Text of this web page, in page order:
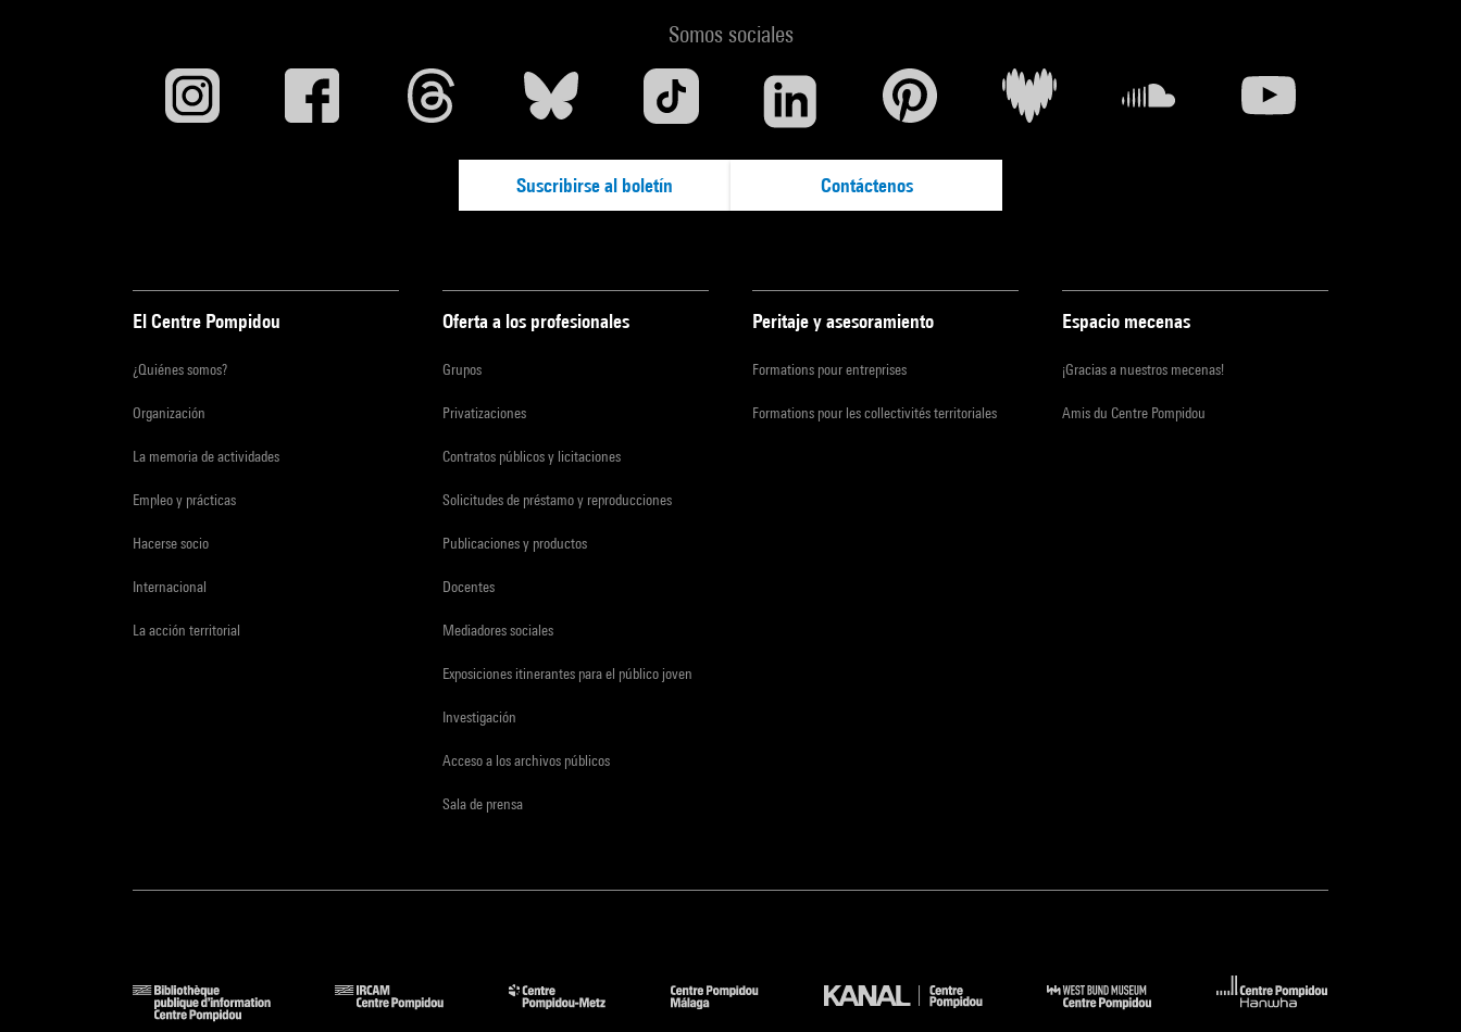
Somos sociales
Suscribirse al boletín Contáctenos
El Centre Pompidou
¿Quiénes somos?
Organización
La memoria de actividades
Empleo y prácticas
Hacerse socio
Internacional
La acción territorial
Oferta a los profesionales
Grupos
Privatizaciones
Contratos públicos y licitaciones
Solicitudes de préstamo y reproducciones
Publicaciones y productos
Docentes
Mediadores sociales
Exposiciones itinerantes para el público joven
Investigación
Acceso a los archivos públicos
Sala de prensa
Peritaje y asesoramiento
Formations pour entreprises
Formations pour les collectivités territoriales
Espacio mecenas
¡Gracias a nuestros mecenas!
Amis du Centre Pompidou